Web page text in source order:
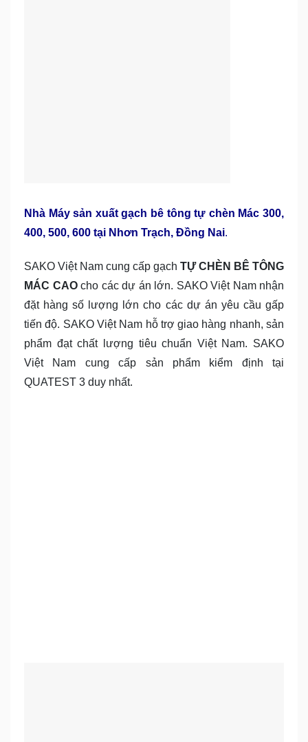
Nhà Máy sản xuất gạch bê tông tự chèn Mác 300,
400, 500, 600 tại Nhơn Trạch, Đồng Nai.
SAKO Việt Nam cung cấp gạch TỰ CHÈN BÊ TÔNG
MÁC CAOcho các dự án lớn. SAKO Việt Nam nhận
đặt hàng số lượng lớn cho các dự án yêu cầu gấp
tiến độ. SAKO Việt Nam hỗ trợ giao hàng nhanh, sản
phẩm đạt chất lượng tiêu chuẩn Việt Nam. SAKO
Việt Nam cung cấp sản phẩm kiểm định tại
QUATEST 3 duy nhất.